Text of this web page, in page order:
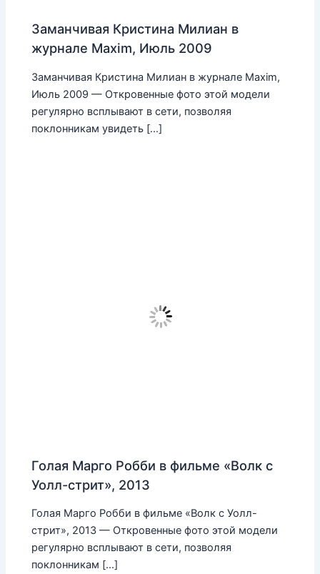
Заманчивая Кристина Милиан в
журнале Maxim, Июль 2009
Заманчивая Кристина Милиан в журнале Maxim,
Июль 2009 — Откровенные фото этой модели
регулярно всплывают в сети, позволяя
поклонникам увидеть […]
Голая Марго Робби в фильме «Волк с
Уолл-стрит», 2013
Голая Марго Робби в фильме «Волк с Уолл-
стрит», 2013 — Откровенные фото этой модели
регулярно всплывают в сети, позволяя
поклонникам […]